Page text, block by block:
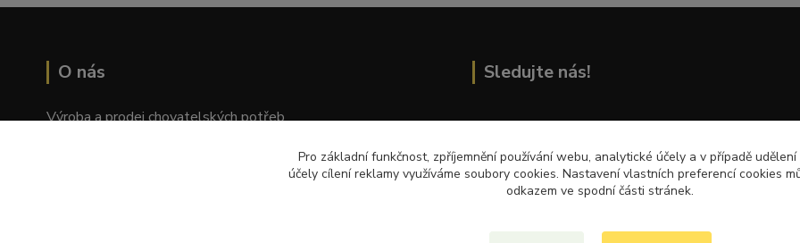
O nás
Výroba a prodej chovatelských potřeb
Sledujte nás!
Přečtěte si nejnovější články na blogu!
Pro základní funkčnost, zpříjemnění používání webu, analytické účely a v případě
účely cílení reklamy využíváme soubory cookies. Nastavení vlastních preferencí cookies
odkazem ve spodní části stránek.